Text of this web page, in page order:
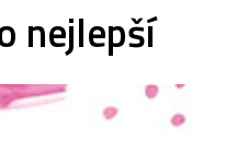
nejlepší